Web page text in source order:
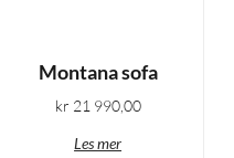
Montana sofa
kr 21 990,00
Les mer